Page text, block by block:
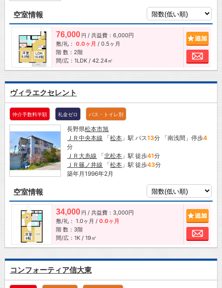
空室情報
76,000 円 / 共益費：6,000円
敷/礼： 0.0ヶ月 / 0.5ヶ月
階 数：2階
間/広：1LDK / 42.24㎡
お
ヴィラエクセレント
仲介手数料半額 礼金ゼロ バス・トイレ別
長野県松本市旭
ＪＲ中央本線 「松本 」駅 バス13分 「南浅間」停歩4
分
ＪＲ大糸線 「北松本 」駅 徒歩41分
ＪＲ篠ノ井線 「松本 」駅 徒歩43分
築年月1996年2月
空室情報
34,000 円 / 共益費：3,000円
敷/礼： 1.0ヶ月 / 0.0ヶ月
階 数：3階
間/広：1K / 19㎡
お
コンフォーティア信大東